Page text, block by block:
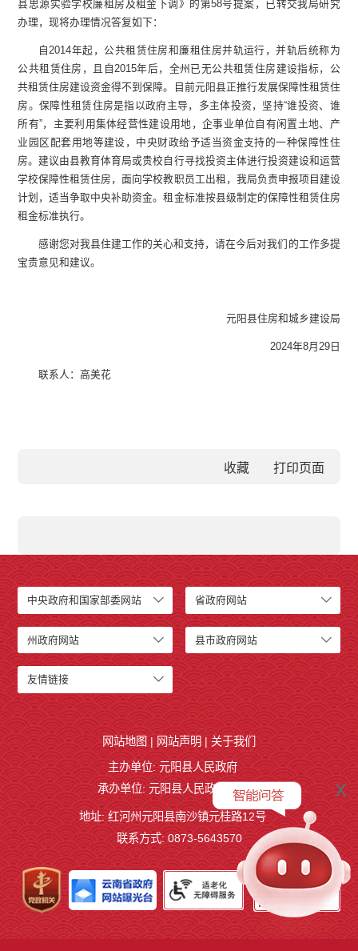
县思源实验学校廉租房及租金下调》的第58号提案，已转交我局研究
办理，现将办理情况答复如下：
自2014年起，公共租赁住房和廉租住房并轨运行，并轨后统称为
公共租赁住房，且自2015年后，全州已无公共租赁住房建设指标，公
共租赁住房建设资金得不到保障。目前元阳县正推行发展保障性租赁住
房。保障性租赁住房是指以政府主导，多主体投资，坚持“谁投资、谁
所有”，主要利用集体经营性建设用地，企事业单位自有闲置土地、产
业园区配套用地等建设，中央财政给予适当资金支持的一种保障性住
房。建议由县教育体育局或贵校自行寻找投资主体进行投资建设和运营
学校保障性租赁住房，面向学校教职员工出租，我局负责申报项目建设
计划，适当争取中央补助资金。租金标准按县级制定的保障性租赁住房
租金标准执行。
感谢您对我县住建工作的关心和支持，请在今后对我们的工作多提
宝贵意见和建议。
元阳县住房和城乡建设局
2024年8月29日
联系人：高美花
收藏
中央政府和国家部委网站 省政府网站
州政府网站 县市政府网站
友情链接
x
网站地图 | 网站声明 | 关于我们
主办单位: 元阳县人民政府
承办单位: 元阳县人民政府办公室
地址: 红河州元阳县南沙镇元桂路12号
联系方式: 0873-5643570